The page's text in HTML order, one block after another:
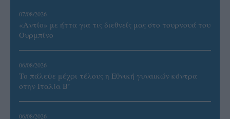
07/08/2026
«Αντίο» με ήττα για τις διεθνείς μας στο τουρνουά του
Ουρμπίνο
06/08/2026
Το πάλεψε μέχρι τέλους η Εθνική γυναικών κόντρα
στην Ιταλία Β’
06/08/2026